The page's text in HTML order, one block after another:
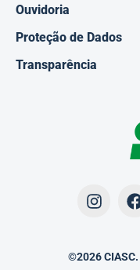
Ouvidoria
Proteção de Dados
Transparência
©2026 CIASC.